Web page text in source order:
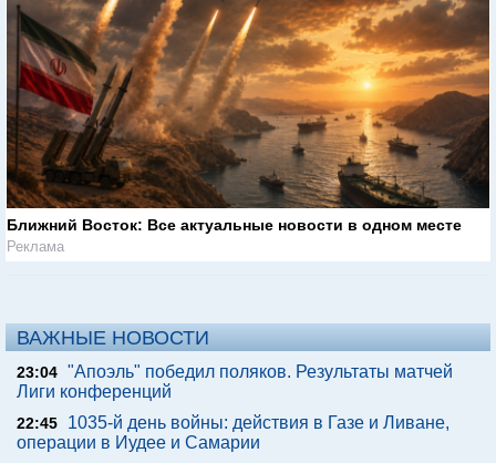
Ближний Восток: Все актуальные новости в одном месте
Реклама
ВАЖНЫЕ НОВОСТИ
23:04 "Апоэль" победил поляков. Результаты матчей
Лиги конференций
22:45
1035-й день войны: действия в Газе и Ливане,
операции в Иудее и Самарии